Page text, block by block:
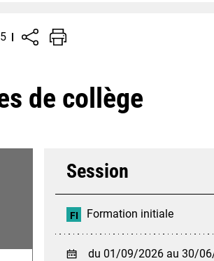
de collège
Session
FI Formation initiale
du 01/09/2026 au 30/